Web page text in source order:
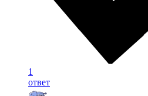
1
ответ